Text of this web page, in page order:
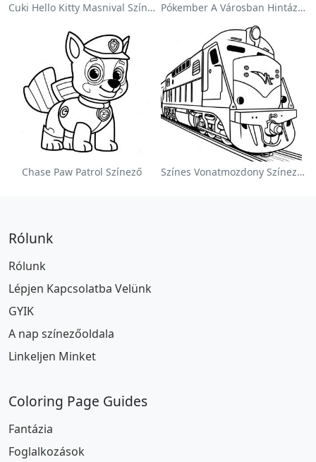
Cuki Hello Kitty Masnival Színezőlap Pókember A Városban Hintázva Színezőlap
Chase Paw Patrol Színező Színes Vonatmozdony Színezőlap
Rólunk
Rólunk
Lépjen Kapcsolatba Velünk
GYIK
A nap színezőoldala
Linkeljen Minket
Coloring Page Guides
Fantázia
Foglalkozások